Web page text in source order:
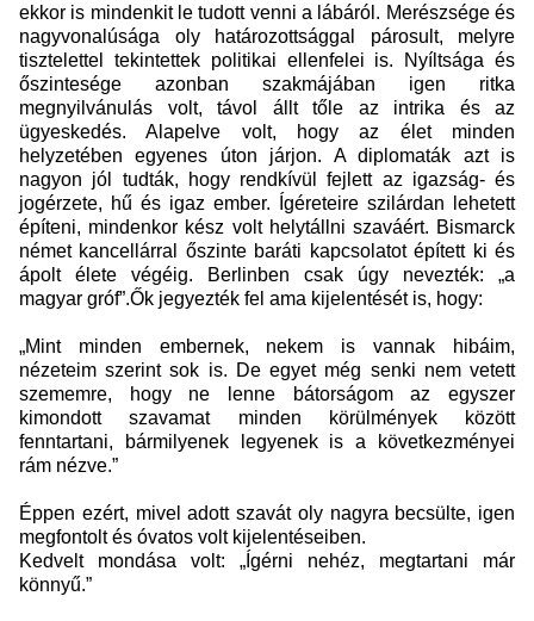
ekkor is mindenkit le tudott venni a lábáról. Merészsége és
nagyvonalúsága oly határozottsággal párosult, melyre
tisztelettel tekintettek politikai ellenfelei is. Nyíltsága és
őszintesége azonban szakmájában igen ritka
megnyilvánulás volt, távol állt tőle az intrika és az
ügyeskedés. Alapelve volt, hogy az élet minden
helyzetében egyenes úton járjon. A diplomaták azt is
nagyon jól tudták, hogy rendkívül fejlett az igazság- és
jogérzete, hű és igaz ember. Ígéreteire szilárdan lehetett
építeni, mindenkor kész volt helytállni szaváért. Bismarck
német kancellárral őszinte baráti kapcsolatot épített ki és
ápolt élete végéig. Berlinben csak úgy nevezték: „a
magyar gróf”.Ők jegyezték fel ama kijelentését is, hogy:
„Mint minden embernek, nekem is vannak hibáim,
nézeteim szerint sok is. De egyet még senki nem vetett
szememre, hogy ne lenne bátorságom az egyszer
kimondott szavamat minden körülmények között
fenntartani, bármilyenek legyenek is a következményei
rám nézve.”
Éppen ezért, mivel adott szavát oly nagyra becsülte, igen
megfontolt és óvatos volt kijelentéseiben.
Kedvelt mondása volt: „Ígérni nehéz, megtartani már
könnyű.”